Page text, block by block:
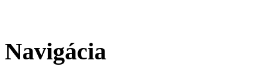
Navigácia